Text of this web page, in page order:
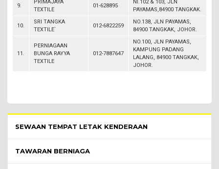
9.
PRIMAJAYA
TEXTILE
01-628895
NI.102 & 103, JLN
PAYAMAS,84900 TANGKAK.
10.
SRI TANGKA
TEXTILE`
012-6822259
NO.138, JLN PAYAMAS,
84900 TANGKAK, JOHOR.
11.
PERNIAGAAN
BUNGA RAYYA
TEXTILE
012-7887647
NO.100, JLN PAYAMAS,
KAMPUNG PADANG
LALANG, 84900 TANGKAK,
JOHOR.
SEWAAN TEMPAT LETAK KENDERAAN
TAWARAN BERNIAGA